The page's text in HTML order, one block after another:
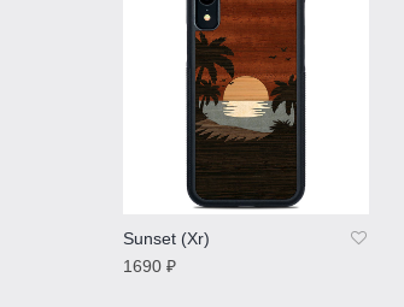
Sunset (Xr)
1690 ₽